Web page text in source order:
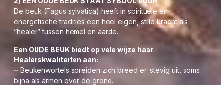
Maria van der Geest
06 5726 7011
De beuk (Fagus sylvatica) heeft in spirituele en
energetische tradities een heel eigen, stille kracht als
“healer” tussen hemel en aarde.
Een OUDE BEUK biedt op vele wijze haar
Healerskwaliteiten aan:
~ Beukenwortels spreiden zich breed en stevig uit, soms
bijna als armen over de grond.